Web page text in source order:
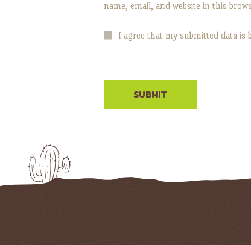
name, email, and website in this
I agree that my submitted data